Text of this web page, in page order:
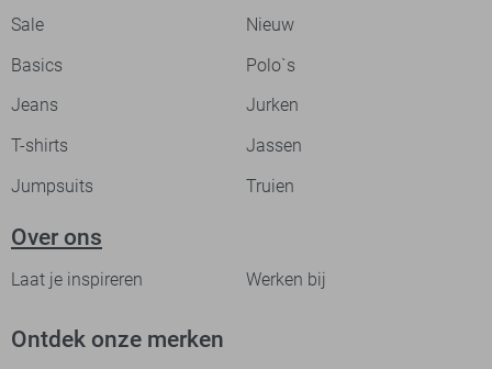
Sale
Nieuw
Basics
Polo`s
Jeans
Jurken
T-shirts
Jassen
Jumpsuits
Truien
Over ons
Laat je inspireren Werken bij
Ontdek onze merken